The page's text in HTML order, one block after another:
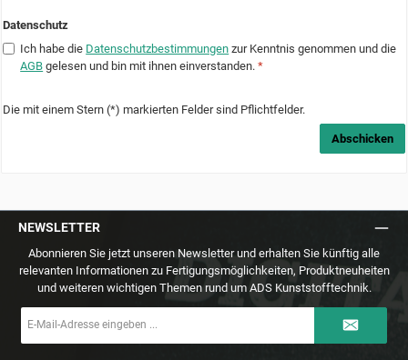
Datenschutz
Ich habe die Datenschutzbestimmungen zur Kenntnis genommen und die
AGB gelesen und bin mit ihnen einverstanden.*
Die mit einem Stern (*) markierten Felder sind Pflichtfelder.
Abschicken
NEWSLETTER
Abonnieren Sie jetzt unseren Newsletter und erhalten Sie künftig alle
relevanten Informationen zu Fertigungsmöglichkeiten, Produktneuheiten
und weiteren wichtigen Themen rund um ADS Kunststofftechnik.
Mail-